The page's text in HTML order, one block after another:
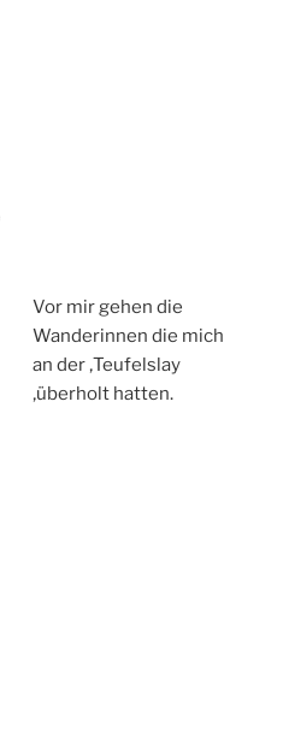
Vor mir gehen die
Wanderinnen die mich
an der ‚Teufelslay
‚überholt hatten.